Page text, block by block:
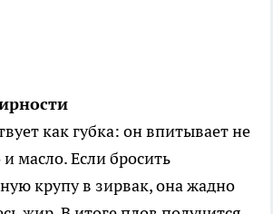
как губка: он впитывает не
масло. Если бросить
крупу в зирвак, она жадно